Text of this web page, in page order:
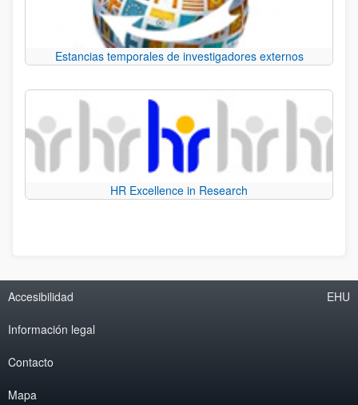
Estancias temporales de investigadores externos
HR Excellence in Research
Accesibilidad
Información legal
Contacto
Mapa
EHU